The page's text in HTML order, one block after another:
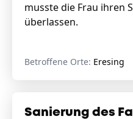
musste die Frau ihren
überlassen.
Betroffene Orte: Eresing
Sanierung des